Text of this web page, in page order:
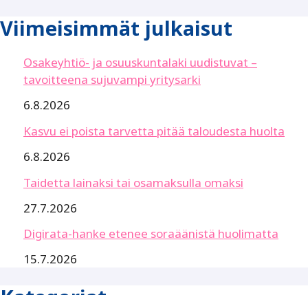
Viimeisimmät julkaisut
Osakeyhtiö- ja osuuskuntalaki uudistuvat –
tavoitteena sujuvampi yritysarki
6.8.2026
Kasvu ei poista tarvetta pitää taloudesta huolta
6.8.2026
Taidetta lainaksi tai osamaksulla omaksi
27.7.2026
Digirata-hanke etenee soraäänistä huolimatta
15.7.2026